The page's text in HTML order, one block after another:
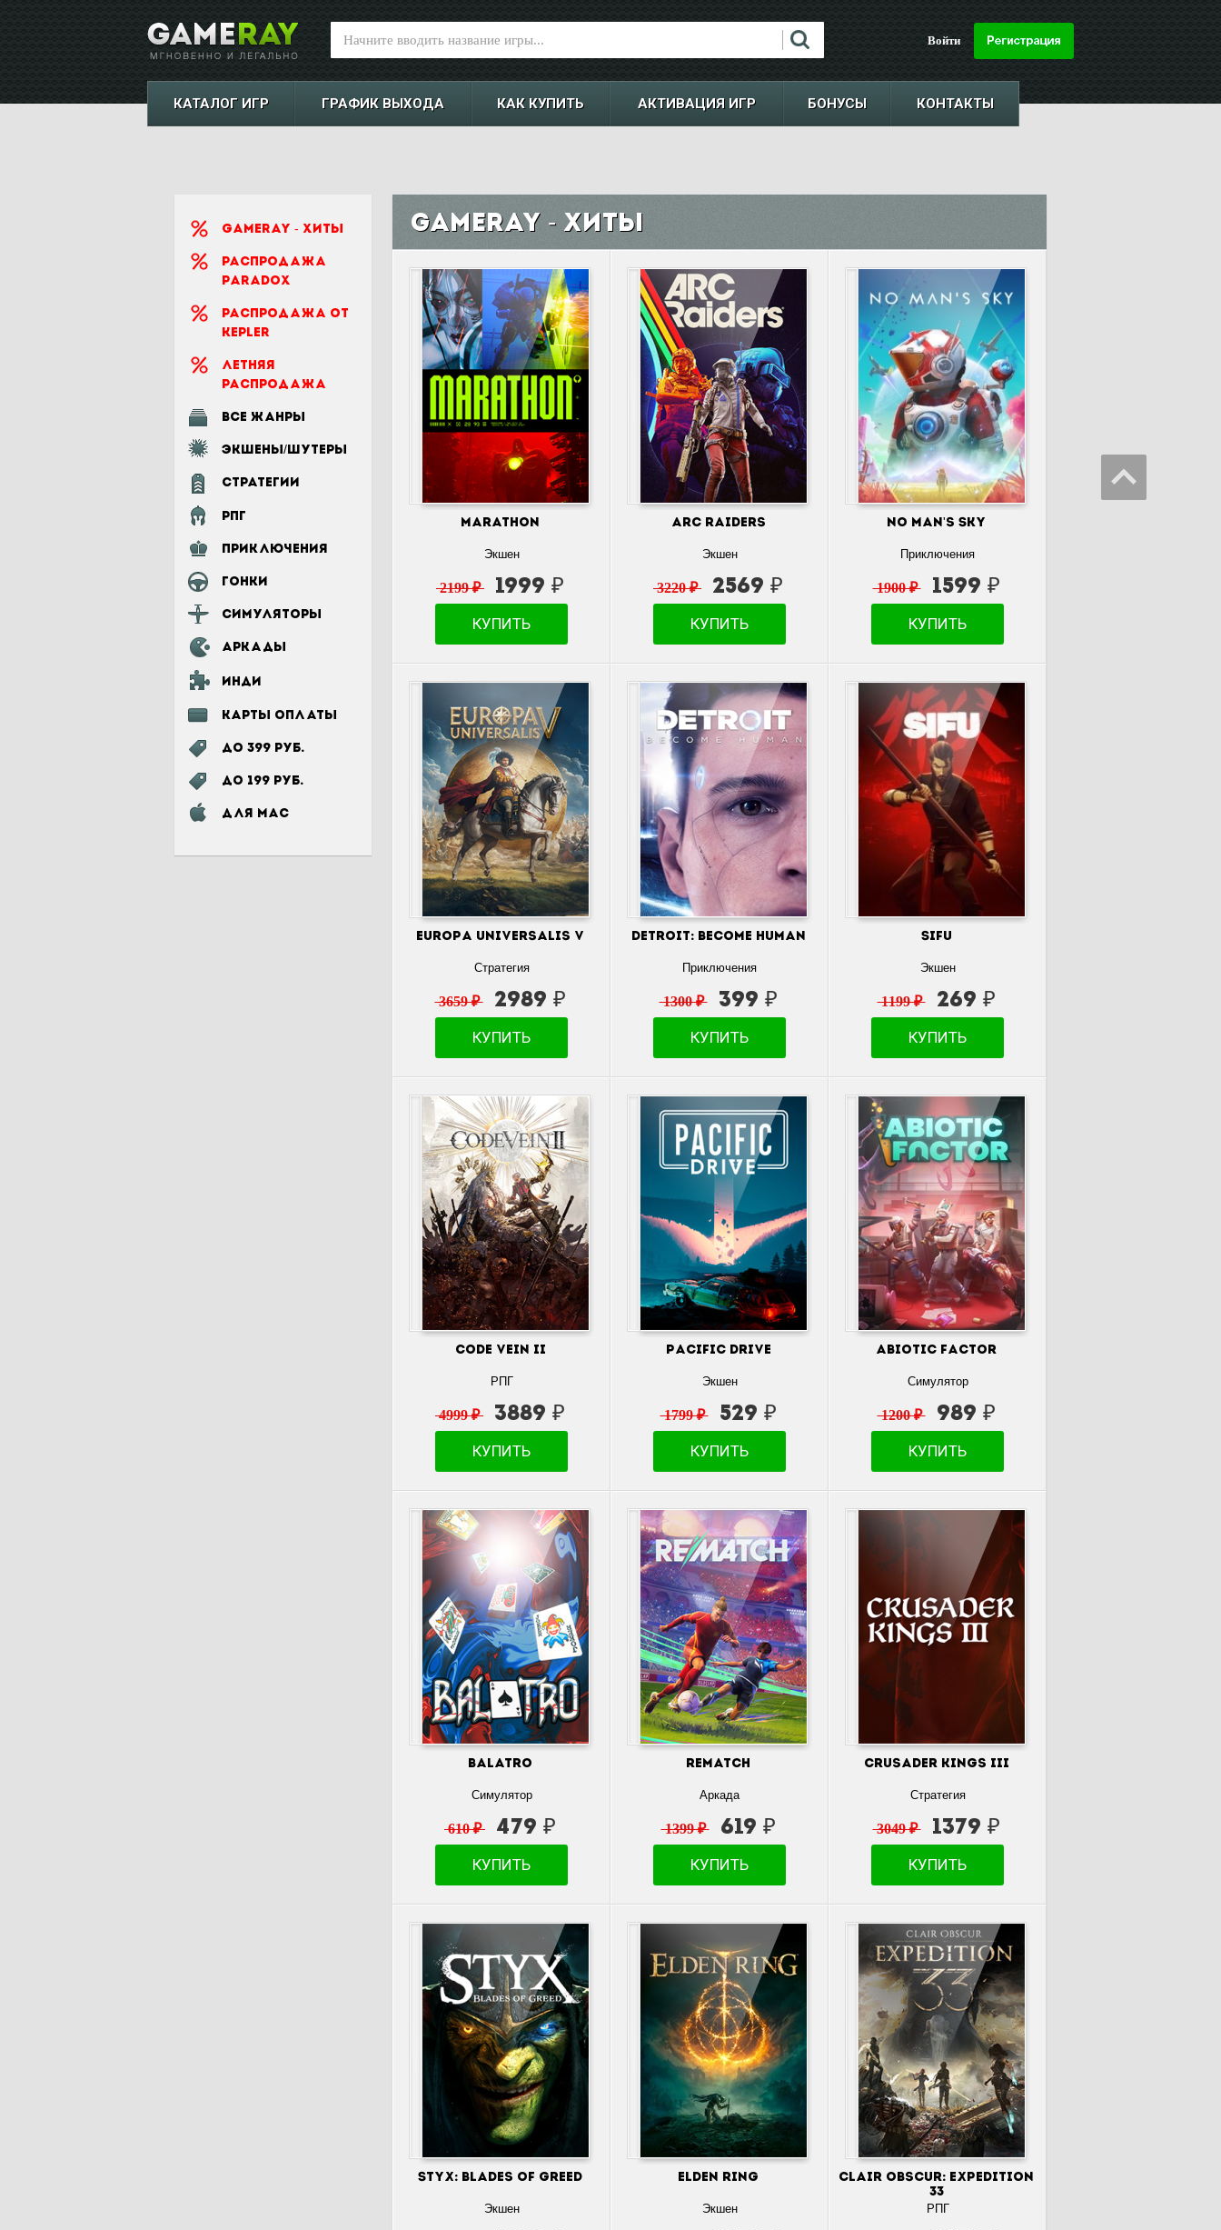
Войти
КАТАЛОГ ИГР ГРАФИК ВЫХОДА КАК КУПИТЬ АКТИВАЦИЯ ИГР БОНУСЫ КОНТАКТЫ
Gameray - Хиты
Распродажа
Paradox
Распродажа от
Kepler
Летняя
распродажа
Все жанры
Экшены/шутеры
Стратегии
РПГ
Приключения
Гонки
Симуляторы
Аркады
Инди
Карты оплаты
До 399 руб.
До 199 руб.
для MAC
Gameray - Хиты
Marathon
Экшен
2199 ₽ 1999 ₽
КУПИТЬ
ARC Raiders
Экшен
3220 ₽ 2569 ₽
КУПИТЬ
No Man's Sky
Приключения
1900 ₽ 1599 ₽
КУПИТЬ
Europa Universalis V
Стратегия
3659 ₽ 2989 ₽
КУПИТЬ
Detroit: Become Human
Приключения
1300 ₽ 399 ₽
КУПИТЬ
SIFU
Экшен
1199 ₽ 269 ₽
КУПИТЬ
CODE VEIN II
РПГ
4999 ₽ 3889 ₽
КУПИТЬ
Pacific Drive
Экшен
1799 ₽ 529 ₽
КУПИТЬ
Abiotic Factor
Симулятор
1200 ₽ 989 ₽
КУПИТЬ
Balatro
Симулятор
610 ₽ 479 ₽
КУПИТЬ
REMATCH
Аркада
1399 ₽ 619 ₽
КУПИТЬ
Crusader Kings III
Стратегия
3049 ₽ 1379 ₽
КУПИТЬ
Styx: Blades of Greed
Экшен
Elden Ring
Экшен
Clair Obscur: Expedition
33
РПГ